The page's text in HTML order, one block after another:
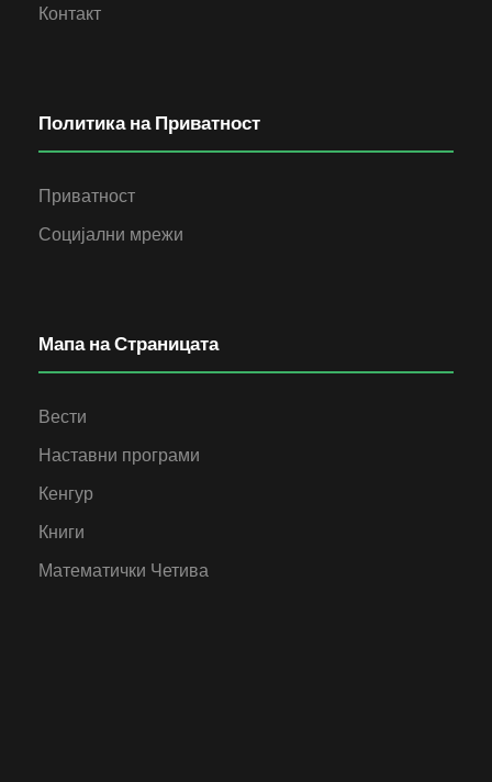
Контакт
Политика на Приватност
Приватност
Социјални мрежи
Мапа на Страницата
Вести
Наставни програми
Кенгур
Книги
Математички Четива